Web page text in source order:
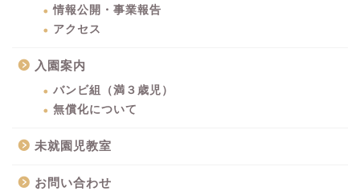
情報公開・事業報告
アクセス
入園案内
バンビ組（満３歳児）
無償化について
未就園児教室
お問い合わせ